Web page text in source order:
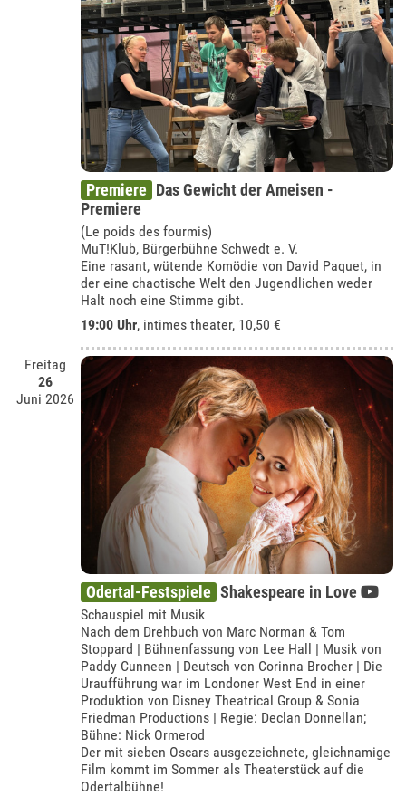
Premiere Das Gewicht der Ameisen -
Premiere
(Le poids des fourmis)
MuT!Klub, Bürgerbühne Schwedt e. V.
Eine rasant, wütende Komödie von David Paquet, in
der eine chaotische Welt den Jugendlichen weder
Halt noch eine Stimme gibt.
19:00 Uhr, intimes theater, 10,50 €
Freitag
26
Juni 2026
Odertal-Festspiele Shakespeare in Love
Schauspiel mit Musik
Nach dem Drehbuch von Marc Norman & Tom
Stoppard | Bühnenfassung von Lee Hall | Musik von
Paddy Cunneen | Deutsch von Corinna Brocher | Die
Uraufführung war im Londoner West End in einer
Produktion von Disney Theatrical Group & Sonia
Friedman Productions | Regie: Declan Donnellan;
Bühne: Nick Ormerod
Der mit sieben Oscars ausgezeichnete, gleichnamige
Film kommt im Sommer als Theaterstück auf die
Odertalbühne!